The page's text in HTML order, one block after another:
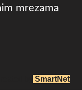
mrezama
SmartNet